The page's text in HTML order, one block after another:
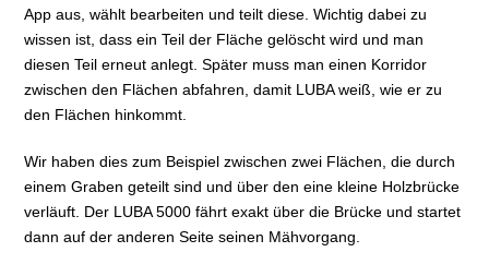
App aus, wählt bearbeiten und teilt diese. Wichtig dabei zu
wissen ist, dass ein Teil der Fläche gelöscht wird und man
diesen Teil erneut anlegt. Später muss man einen Korridor
zwischen den Flächen abfahren, damit LUBA weiß, wie er zu
den Flächen hinkommt.
Wir haben dies zum Beispiel zwischen zwei Flächen, die durch
einem Graben geteilt sind und über den eine kleine Holzbrücke
verläuft. Der LUBA 5000 fährt exakt über die Brücke und startet
dann auf der anderen Seite seinen Mähvorgang.